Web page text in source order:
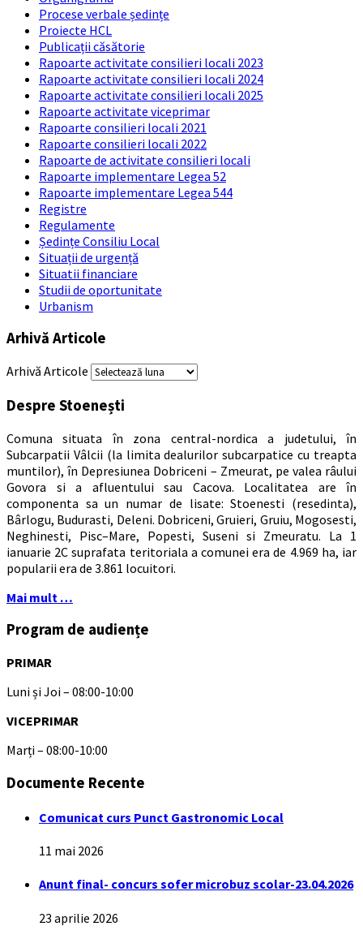
Procese verbale ședințe
Proiecte HCL
Publicații căsătorie
Rapoarte activitate consilieri locali 2023
Rapoarte activitate consilieri locali 2024
Rapoarte activitate consilieri locali 2025
Rapoarte activitate viceprimar
Rapoarte consilieri locali 2021
Rapoarte consilieri locali 2022
Rapoarte de activitate consilieri locali
Rapoarte implementare Legea 52
Rapoarte implementare Legea 544
Registre
Regulamente
Ședințe Consiliu Local
Situații de urgență
Situatii financiare
Studii de oportunitate
Urbanism
Arhivă Articole
Arhivă Articole
Despre Stoenești
Comuna situata în zona central-nordica a judetului, în
Subcarpatii Vâlcii (la limita dealurilor subcarpatice cu treapta
muntilor), în Depresiunea Dobriceni – Zmeurat, pe valea râului
Govora si a afluentului sau Cacova. Localitatea are în
componenta sa un numar de lisate: Stoenesti (resedinta),
Bârlogu, Budurasti, Deleni. Dobriceni, Gruieri, Gruiu, Mogosesti,
Neghinesti, Pisc–Mare, Popesti, Suseni si Zmeuratu. La 1
ianuarie 2C suprafata teritoriala a comunei era de 4.969 ha, iar
popularii era de 3.861 locuitori.
Mai mult …
Program de audiențe
PRIMAR
Luni și Joi – 08:00-10:00
VICEPRIMAR
Marți – 08:00-10:00
Documente Recente
Comunicat curs Punct Gastronomic Local
11 mai 2026
Anunt final- concurs sofer microbuz scolar-23.04.2026
23 aprilie 2026